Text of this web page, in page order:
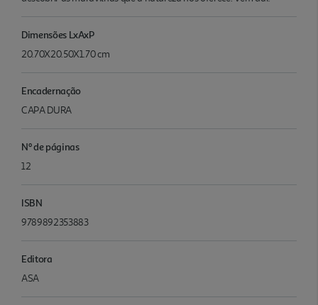
Dimensões LxAxP
20.70X20.50X1.70 cm
Encadernação
CAPA DURA
Nº de páginas
12
ISBN
9789892353883
Editora
ASA